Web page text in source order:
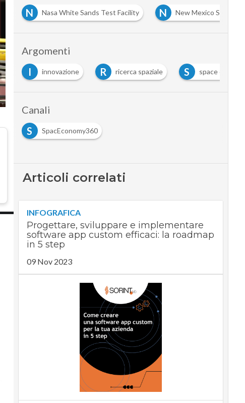
N Nasa White Sands Test Facility N New Mexico State
Argomenti
I innovazione R ricerca spaziale S space
Canali
S
SpacEconomy360
Articoli correlati
INFOGRAFICA
Progettare, sviluppare e implementare
software app custom efficaci: la roadmap
in 5 step
09 Nov 2023